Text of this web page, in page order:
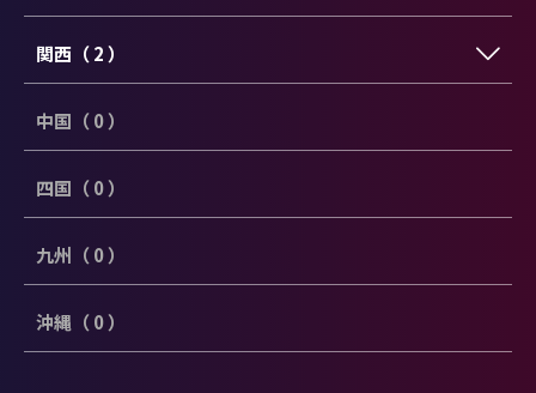
関西（ 2 ）
中国（ 0 ）
四国（ 0 ）
九州（ 0 ）
沖縄（ 0 ）